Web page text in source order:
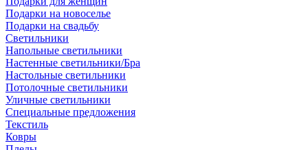
Подарки на новоселье
Подарки на свадьбу
Светильники
Напольные светильники
Настенные светильники/Бра
Настольные светильники
Потолочные светильники
Уличные светильники
Специальные предложения
Текстиль
Ковры